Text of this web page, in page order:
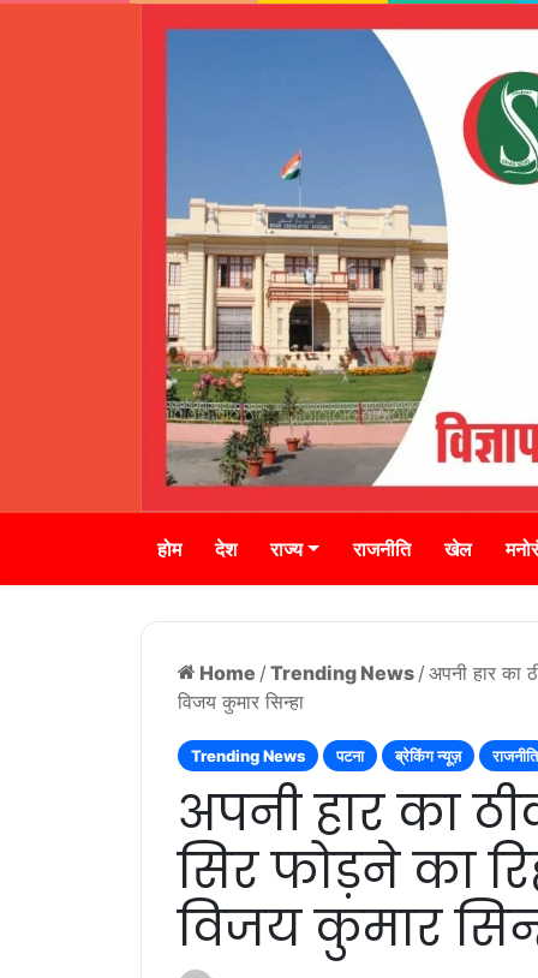
होम देश राज्य राजनीति खेल
Home / Trending News / अपनी हार का
विजय कुमार सिन्हा
Trending News पटना ब्रेकिंग न्यूज़ राजनीति
अपनी हार का
सिर फोड़ने का
विजय कुमार